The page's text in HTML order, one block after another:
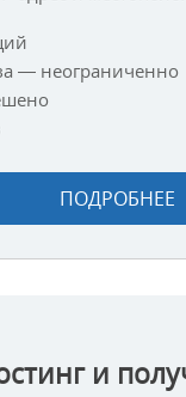
— неограниченно
ПОДРОБНЕЕ
и